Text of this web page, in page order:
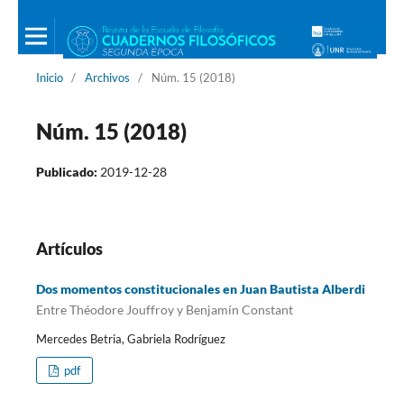
Inicio / Archivos / Núm. 15 (2018)
Núm. 15 (2018)
Publicado: 2019-12-28
Artículos
Dos momentos constitucionales en Juan Bautista Alberdi
Entre Théodore Jouffroy y Benjamín Constant
Mercedes Betria, Gabriela Rodríguez
pdf